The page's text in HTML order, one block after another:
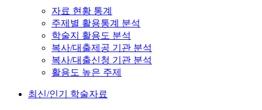
자료 현황 통계
주제별 활용통계 분석
학술지 활용도 분석
복사/대출제공 기관 분석
복사/대출신청 기관 분석
활용도 높은 주제
최신/인기 학술자료